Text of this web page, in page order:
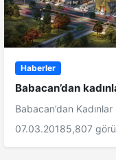
Haberler
Babacan’dan
Babacan’dan
07.03.20185,807